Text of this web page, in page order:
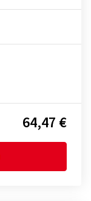
64,47 €